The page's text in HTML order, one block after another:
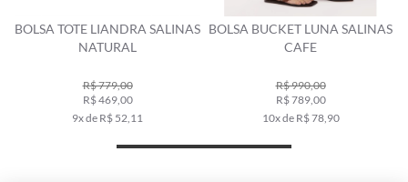
BOLSA TOTE LIANDRA SALINAS
NATURAL
R$ 779,00
R$ 469,00
9x de R$ 52,11
BOLSA BUCKET LUNA SALINAS
CAFE
R$ 990,00
R$ 789,00
10x de R$ 78,90